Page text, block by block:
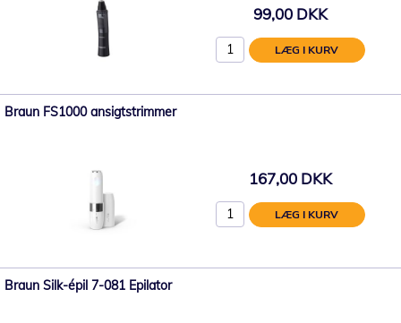
99,00 DKK
LÆG I KURV
Braun FS1000 ansigtstrimmer
167,00 DKK
LÆG I KURV
Braun Silk-épil 7-081 Epilator